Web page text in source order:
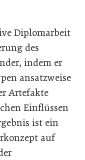
Diplomarbeit
des
indem er
ansatzweise
Artefakte
Einflüssen
ist ein
auf